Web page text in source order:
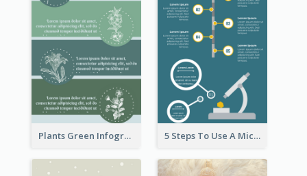
Plants Green Infographic 5 Steps To Use A Microscope Infographic